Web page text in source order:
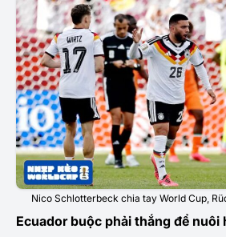
Nico Schlotterbeck chia tay World Cup,
Ecuador buộc phải thắng để